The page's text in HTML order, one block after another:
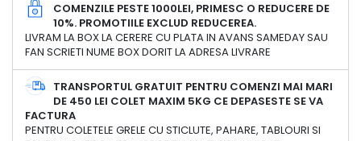
COMENZILE PESTE 1000LEI, PRIMESC O REDUCERE DE
10%. PROMOTIILE EXCLUD REDUCEREA.
LIVRAM LA BOX LA CERERE CU PLATA IN AVANS SAMEDAY SAU
FAN SCRIETI NUME BOX DORIT LA ADRESA LIVRARE
TRANSPORTUL GRATUIT PENTRU COMENZI MAI MARI
DE 450 LEI COLET MAXIM 5KG CE DEPASESTE SE VA
FACTURA
PENTRU COLETELE GRELE CU STICLUTE, PAHARE, TABLOURI SI